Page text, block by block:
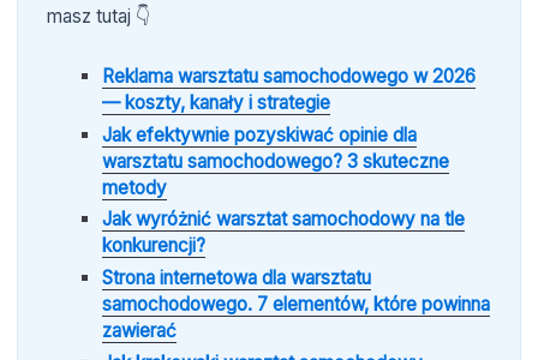
masz tutaj 👇
Reklama warsztatu samochodowego w 2026
— koszty, kanały i strategie
Jak efektywnie pozyskiwać opinie dla
warsztatu samochodowego? 3 skuteczne
metody
Jak wyróżnić warsztat samochodowy na tle
konkurencji?
Strona internetowa dla warsztatu
samochodowego. 7 elementów, które powinna
zawierać